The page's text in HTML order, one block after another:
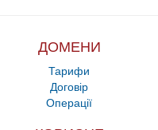
ДОМЕНИ
Тарифи
Договір
Операції